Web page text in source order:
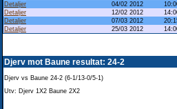
Detaljer
04/02 2012
Detaljer
12/02 2012
Detaljer
07/03 2012
Detaljer
25/03 2012
Djerv mot Baune resultat: 24-2
Djerv vs Baune 24-2 (6-1/13-0/5-1)
Utv: Djerv 1X2 Baune 2X2